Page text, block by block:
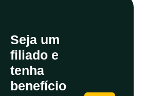
Seja um
filiado e
tenha
benefício